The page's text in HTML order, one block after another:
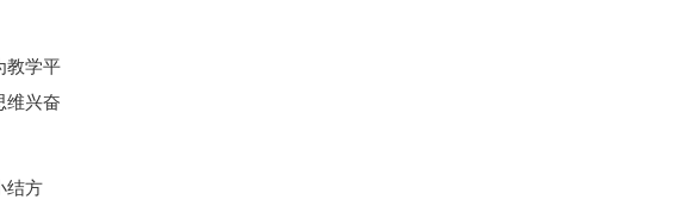
教学平
维兴奋
结方